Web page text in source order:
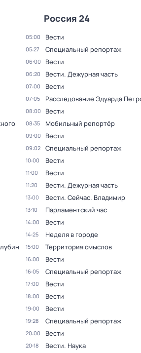
Россия 24
05:00 Вести
05:27 Специальный репортаж
06:00 Вести
06:20 Вести. Дежурная часть
07:00 Вести
07:05 Расследование Эдуарда
08:00 Вести
08:35 Мобильный репортёр
09:00 Вести
09:02 Специальный репортаж
10:00 Вести
11:00 Вести
11:20 Вести. Дежурная часть
13:00 Вести. Сейчас. Владимир
13:10 Парламентский час
14:00 Вести
14:25 Неделя в городе
15:00 Территория смыслов
16:00 Вести
16:05 Специальный репортаж
17:00 Вести
18:00 Вести
19:00 Вести
19:28 Специальный репортаж
20:00 Вести
20:18 Вести. Наука